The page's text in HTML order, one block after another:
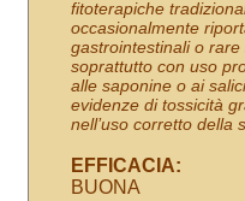
fitoterapiche
occasionalmente
gastrointestinali o rare
soprattutto con uso
alle saponine o ai
evidenze di tossicità
nell’uso corretto della
EFFICACIA:
BUONA